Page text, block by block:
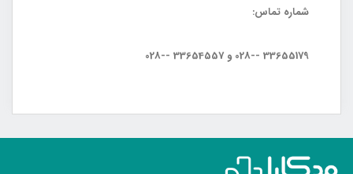
شماره تماس:
33655179 --028 و 33654557 --028